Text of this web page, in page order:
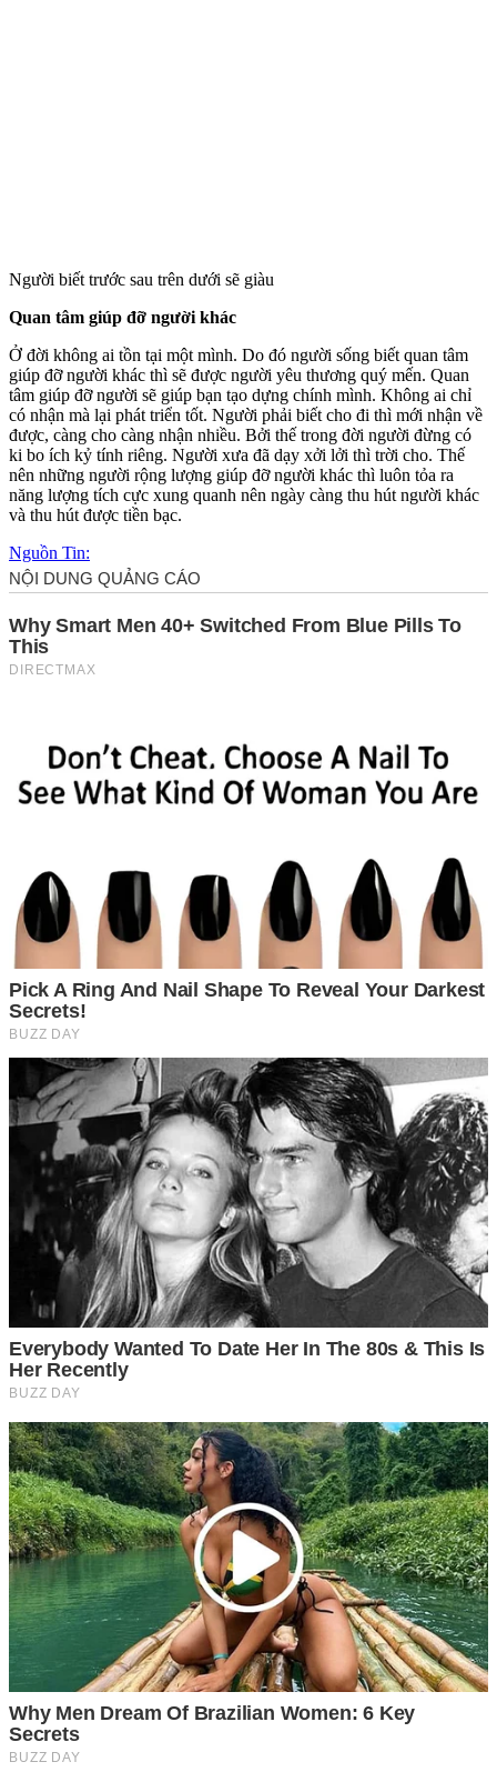
Người biết trước sau trên dưới sẽ giàu
Quan tâm giúp đỡ người khác
Ở đời không ai tồn tại một mình. Do đó người sống biết quan tâm
giúp đỡ người khác thì sẽ được người yêu thương quý mến. Quan
tâm giúp đỡ người sẽ giúp bạn tạo dựng chính mình. Không ai chỉ
có nhận mà lại phát triển tốt. Người phải biết cho đi thì mới nhận về
được, càng cho càng nhận nhiều. Bởi thế trong đời người đừng có
ki bo ích kỷ tính riêng. Người xưa đã dạy xởi lởi thì trời cho. Thế
nên những người rộng lượng giúp đỡ người khác thì luôn tỏa ra
năng lượng tích cực xung quanh nên ngày càng thu hút người khác
và thu hút được tiền bạc.
Nguồn Tin: